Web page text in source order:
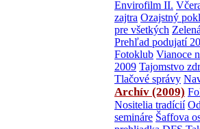
Envirofilm II.
zajtra Ozajstný
pre všetkých
Prehľad podujatí
Fotoklub Vianoce
2009 Tajomstvo
Tlačové správy
Archív (2009)
Nositelia tradícií
semináre Šaffova